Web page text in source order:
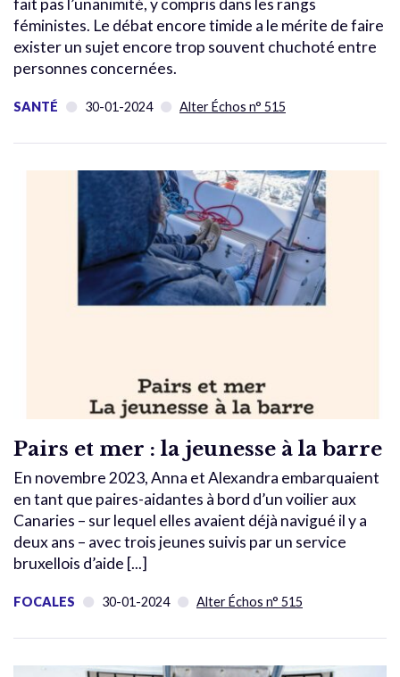
fait pas l’unanimité, y compris dans les rangs
féministes. Le débat encore timide a le mérite de faire
exister un sujet encore trop souvent chuchoté entre
personnes concernées.
SANTÉ 30-01-2024 Alter Échos n° 515
Pairs et mer : la jeunesse à la barre
En novembre 2023, Anna et Alexandra embarquaient
en tant que paires-aidantes à bord d’un voilier aux
Canaries – sur lequel elles avaient déjà navigué il y a
deux ans – avec trois jeunes suivis par un service
bruxellois d’aide [...]
FOCALES 30-01-2024 Alter Échos n° 515